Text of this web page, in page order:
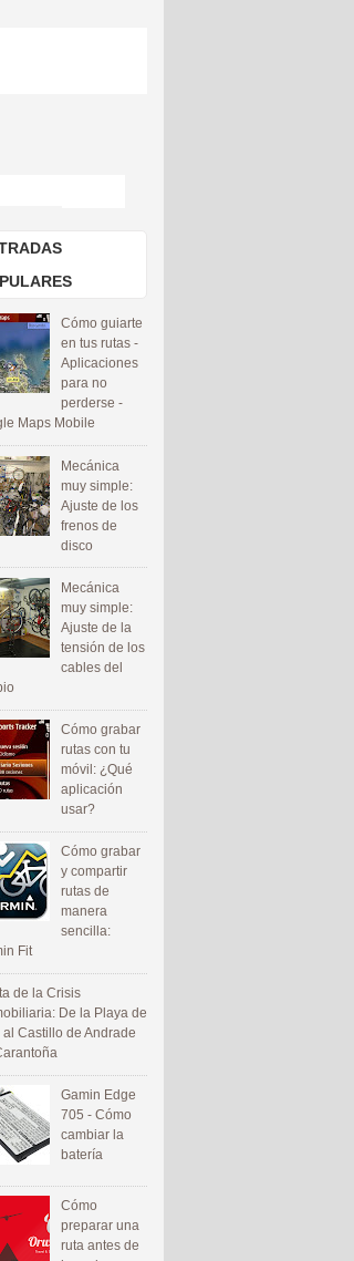
Cómo guiarte
en tus rutas -
Aplicaciones
para no
perderse -
Maps Mobile
Mecánica
muy simple:
Ajuste de los
frenos de
disco
Mecánica
muy simple:
Ajuste de la
tensión de los
cables del
Cómo grabar
rutas con tu
móvil: ¿Qué
aplicación
usar?
Cómo grabar
y compartir
rutas de
manera
sencilla:
Fit
de la Crisis
De la Playa de
al Castillo de Andrade
Gamin Edge
705 - Cómo
cambiar la
batería
Cómo
preparar una
ruta antes de